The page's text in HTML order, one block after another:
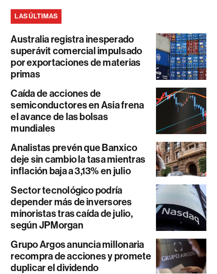
LAS ÚLTIMAS
Australia registra inesperado
superávit comercial impulsado
por exportaciones de materias
primas
Caída de acciones de
semiconductores en Asia frena
el avance de las bolsas
mundiales
Analistas prevén que Banxico
deje sin cambio la tasa mientras
inflación baja a 3,13% en julio
Sector tecnológico podría
depender más de inversores
minoristas tras caída de julio,
según JPMorgan
Grupo Argos anuncia millonaria
recompra de acciones y promete
duplicar el dividendo